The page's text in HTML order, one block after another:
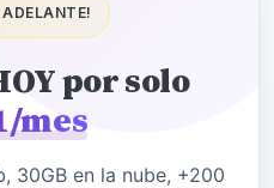
por solo
mes
30GB en la nube, +200